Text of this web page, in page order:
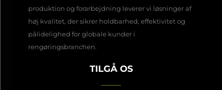
produktion og forarbejdning leverer vi løsninger af
høj kvalitet, der sikrer holdbarhed, effektivitet og
pålidelighed for globale kunder i
rengøringsbranchen.
TILGÅ OS